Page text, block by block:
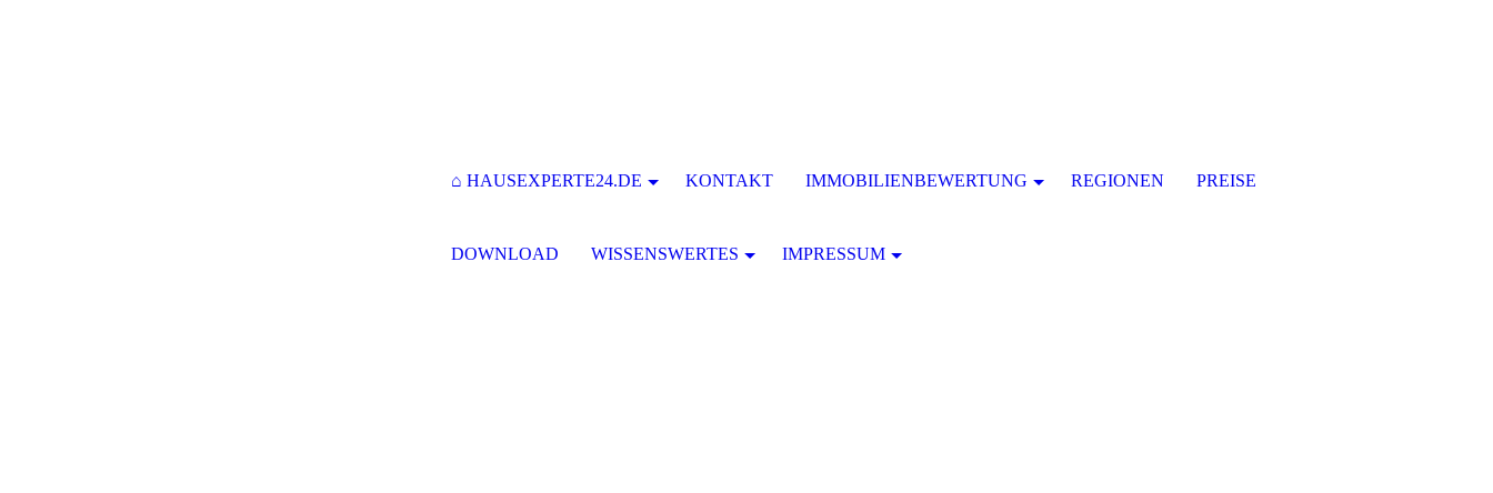
⌂ HAUSEXPERTE24.DE KONTAKT IMMOBILIENBEWERTUNG REGIONEN PREISE
DOWNLOAD WISSENSWERTES IMPRESSUM